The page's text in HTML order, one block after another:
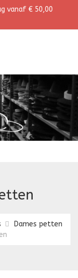
vanaf € 50,00
Dames petten